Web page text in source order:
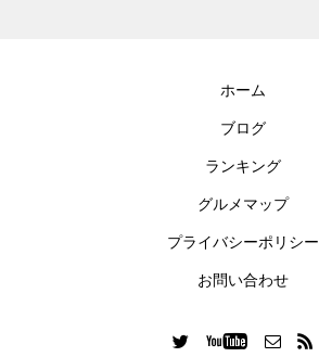
ホーム
ブログ
ランキング
グルメマップ
プライバシーポリシー
お問い合わせ